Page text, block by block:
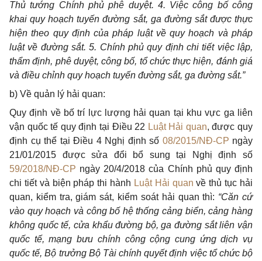
Thủ tướng Chính phủ phê duyệt. 4. Việc công bố công
khai quy hoạch tuyến đường sắt, ga đường sắt được thực
hiện theo quy định của pháp luật về quy hoạch và pháp
luật về đường sắt. 5. Chính phủ quy định chi tiết việc lập,
thẩm định, phê duyệt, công bố, tổ chức thực hiện, đánh giá
và điều chỉnh quy hoạch tuyến đường sắt, ga đường sắt.”
b) Về quản lý hải quan:
Quy định về bố trí lực lượng hải quan tại khu vực ga liên
vận quốc tế quy định tại Điều 22 Luật Hải quan, được quy
định cụ thể tại Điều 4 Nghị định số 08/2015/NĐ-CP ngày
21/01/2015 được sửa đổi bổ sung tại Nghị định số
59/2018/NĐ-CP ngày 20/4/2018 của Chính phủ quy định
chi tiết và biện pháp thi hành Luật Hải quan về thủ tục hải
quan, kiểm tra, giám sát, kiểm soát hải quan thì: “Căn cứ
vào quy hoạch và công bố hệ thống cảng biển, cảng hàng
không quốc tế, cửa khẩu đường bộ, ga đường sắt liên vận
quốc tế, mạng bưu chính công cộng cung ứng dịch vụ
quốc tế, Bộ trưởng Bộ Tài chính quyết định việc tổ chức bộ